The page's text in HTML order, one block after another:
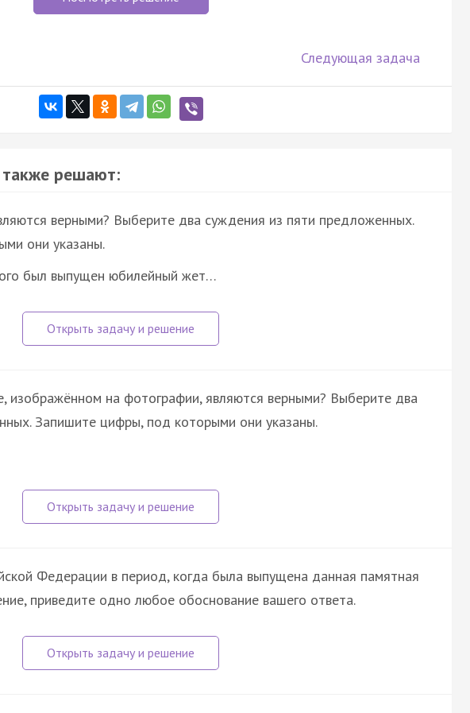
Следующая задача
также решают:
верными? Выберите два суждения из пяти предложенных.
они указаны.
был выпущен юбилейный жет…
изображённом на фотографии, являются верными? Выберите два
Запишите цифры, под которыми они указаны.
Федерации в период, когда была выпущена данная памятная
приведите одно любое обоснование вашего ответа.